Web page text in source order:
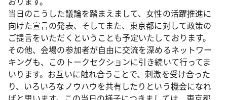
当日のこうした議論を踏まえまして、女性の活躍推進に
向けた宣言の発表、そしてまた、東京都に対して政策の
ご提言をいただくということも予定いたしております。
その他、会場の参加者が自由に交流を深めるネットワー
キングも、このトークセクションに引き続いて行ってま
いります。お互いに触れ合うことで、刺激を受け合った
り、いろいろなノウハウを共有したりという機会になれ